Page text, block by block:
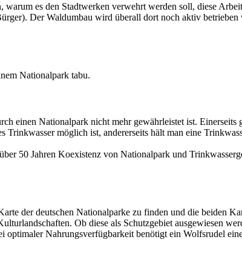
es den Stadtwerken verwehrt werden soll, diese
Der Waldumbau wird überall dort noch aktiv
Nationalpark tabu.
einen Nationalpark nicht mehr gewährleistet ist. Einerseits
möglich ist, andererseits hält man eine
50 Jahren Koexistenz von Nationalpark und
der deutschen Nationalparke zu finden und die beiden
Ob diese als Schutzgebiet ausgewiesen
Nahrungsverfügbarkeit benötigt ein Wolfsrudel